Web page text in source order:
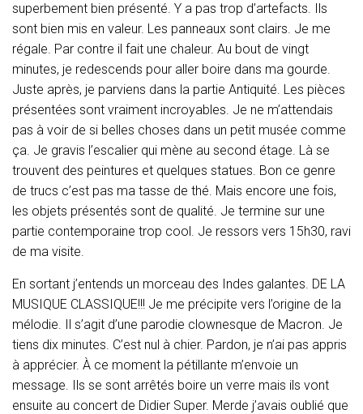
superbement bien présenté. Y a pas trop d’artefacts. Ils
sont bien mis en valeur. Les panneaux sont clairs. Je me
régale. Par contre il fait une chaleur. Au bout de vingt
minutes, je redescends pour aller boire dans ma gourde.
Juste après, je parviens dans la partie Antiquité. Les pièces
présentées sont vraiment incroyables. Je ne m’attendais
pas à voir de si belles choses dans un petit musée comme
ça. Je gravis l’escalier qui mène au second étage. Là se
trouvent des peintures et quelques statues. Bon ce genre
de trucs c’est pas ma tasse de thé. Mais encore une fois,
les objets présentés sont de qualité. Je termine sur une
partie contemporaine trop cool. Je ressors vers 15h30, ravi
de ma visite.
En sortant j’entends un morceau des Indes galantes. DE LA
MUSIQUE CLASSIQUE!!! Je me précipite vers l’origine de la
mélodie. Il s’agit d’une parodie clownesque de Macron. Je
tiens dix minutes. C’est nul à chier. Pardon, je n’ai pas appris
à apprécier. À ce moment la pétillante m’envoie un
message. Ils se sont arrêtés boire un verre mais ils vont
ensuite au concert de Didier Super. Merde j’avais oublié que